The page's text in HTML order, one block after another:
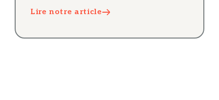
Lire notre article